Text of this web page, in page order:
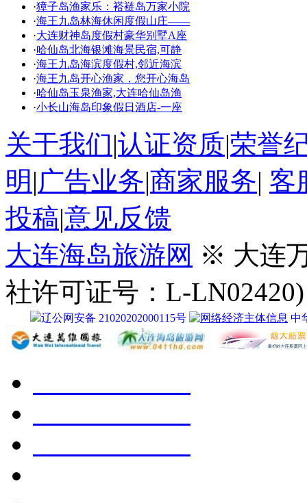
·獐子岛渔家乐：褡裢岛万家小院
·海王九岛林海休闲度假山庄——
·大连财神岛度假村豪华别墅A座
·哈仙岛北海银滩海景民宿,可静
·海王九岛海滨度假村,邻近海滨
·海王九岛开心渔家，您开心海岛
·哈仙岛玉泉渔家,大连哈仙岛渔
·小长山海岛印象假日酒店-一座
关于我们|认证资质|荣誉
明 |广告业务|商家服务| 客
投稿|意见反馈
大连海岛旅游网 ※ 大连
社许可证号：L-LN02420)
辽公网安备 21020202000115号 中